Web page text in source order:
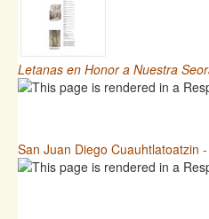
Letanas en Honor a Nuestra
San Juan Diego Cuauhtlatoatzin